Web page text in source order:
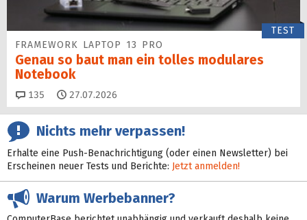
TEST
FRAMEWORK LAPTOP 13 PRO
Genau so baut man ein tolles modulares
Notebook
135 Kommentare
27.07.2026
Nichts mehr verpassen!
Erhalte eine Push-Benachrichtigung (oder einen Newsletter) bei
Erscheinen neuer Tests und Berichte: Jetzt anmelden!
Warum Werbebanner?